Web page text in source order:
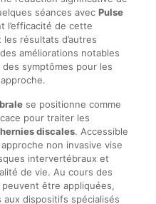
séances avec Pulse
l’efficacité de cette
résultats d’autres
améliorations notables
symptômes pour les
se positionne comme
pour traiter les
hernies discales. Accessible
non invasive vise
intervertébraux et
de vie. Au cours des
être appliquées,
dispositifs spécialisés